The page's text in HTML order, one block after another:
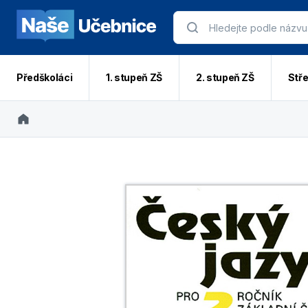
Předškoláci 1. stupeň ZŠ 2. stupeň ZŠ